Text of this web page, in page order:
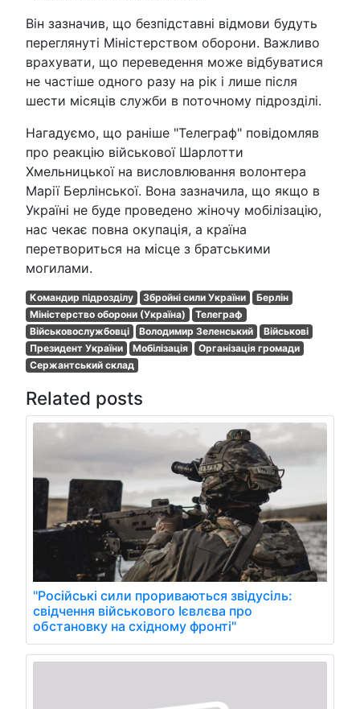
Він зазначив, що безпідставні відмови будуть
переглянуті Міністерством оборони. Важливо
врахувати, що переведення може відбуватися
не частіше одного разу на рік і лише після
шести місяців служби в поточному підрозділі.
Нагадуємо, що раніше "Телеграф" повідомляв
про реакцію військової Шарлотти
Хмельницької на висловлювання волонтера
Марії Берлінської. Вона зазначила, що якщо в
Україні не буде проведено жіночу мобілізацію,
нас чекає повна окупація, а країна
перетвориться на місце з братськими
могилами.
Командир підрозділу Збройні сили України
Берлін
Міністерство оборони (Україна)
Телеграф
Військовослужбовці
Володимир Зеленський
Військові
Президент України
Мобілізація
Організація громади
Сержантський склад
Related posts
"Російські сили прориваються звідусіль:
свідчення військового Ієвлєва про
обстановку на східному фронті"